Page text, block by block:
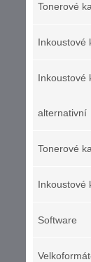
Tonerové
Inkoustové
Inkoustové
alternativní
Tonerové
Inkoustové
Software